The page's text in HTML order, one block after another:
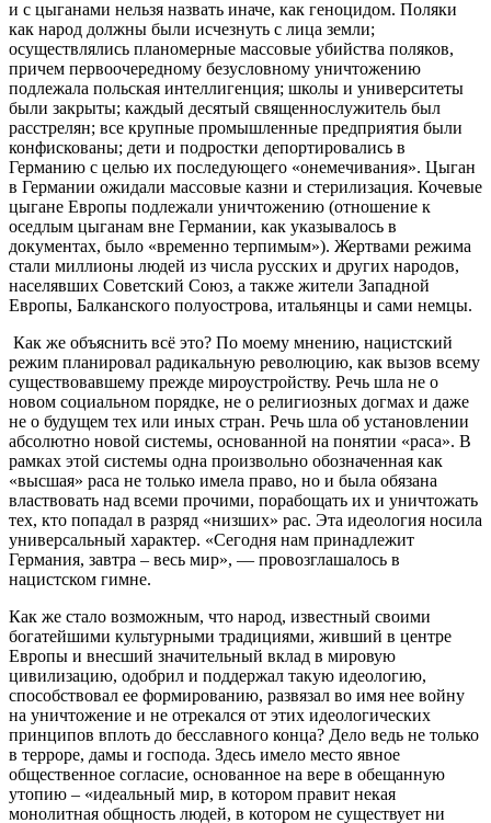
и с цыганами нельзя назвать иначе, как геноцидом. Поляки
как народ должны были исчезнуть с лица земли;
осуществлялись планомерные массовые убийства поляков,
причем первоочередному безусловному уничтожению
подлежала польская интеллигенция; школы и университеты
были закрыты; каждый десятый священнослужитель был
расстрелян; все крупные промышленные предприятия были
конфискованы; дети и подростки депортировались в
Германию с целью их последующего «онемечивания». Цыган
в Германии ожидали массовые казни и стерилизация. Кочевые
цыгане Европы подлежали уничтожению (отношение к
оседлым цыганам вне Германии, как указывалось в
документах, было «временно терпимым»). Жертвами режима
стали миллионы людей из числа русских и других народов,
населявших Советский Союз, а также жители Западной
Европы, Балканского полуострова, итальянцы и сами немцы.
Как же объяснить всё это? По моему мнению, нацистский
режим планировал радикальную революцию, как вызов всему
существовавшему прежде мироустройству. Речь шла не о
новом социальном порядке, не о религиозных догмах и даже
не о будущем тех или иных стран. Речь шла об установлении
абсолютно новой системы, основанной на понятии «раса». В
рамках этой системы одна произвольно обозначенная как
«высшая» раса не только имела право, но и была обязана
властвовать над всеми прочими, порабощать их и уничтожать
тех, кто попадал в разряд «низших» рас. Эта идеология носила
универсальный характер. «Сегодня нам принадлежит
Германия, завтра – весь мир», — провозглашалось в
нацистском гимне.
Как же стало возможным, что народ, известный своими
богатейшими культурными традициями, живший в центре
Европы и внесший значительный вклад в мировую
цивилизацию, одобрил и поддержал такую идеологию,
способствовал ее формированию, развязал во имя нее войну
на уничтожение и не отрекался от этих идеологических
принципов вплоть до бесславного конца? Дело ведь не только
в терроре, дамы и господа. Здесь имело место явное
общественное согласие, основанное на вере в обещанную
утопию – «идеальный мир, в котором правит некая
монолитная общность людей, в котором не существует ни